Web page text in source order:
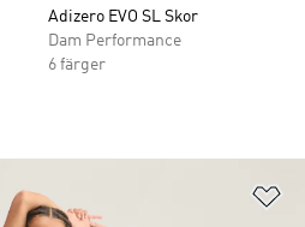
Adizero EVO SL Skor
Dam Performance
6 färger